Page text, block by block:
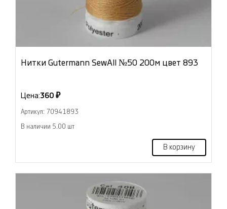
Нитки Gutermann SewAll №50 200м цвет 893
Цена:360 ₽
Артикул: 70941893
В наличии 5.00 шт
В корзину